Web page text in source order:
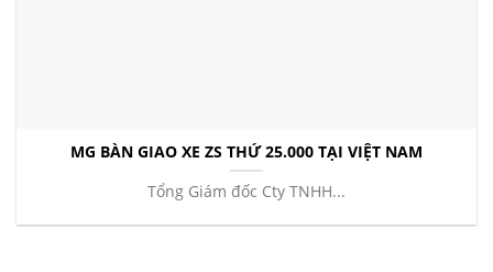
MG BÀN GIAO XE ZS THỨ 25.000 TẠI VIỆT NAM
Tổng Giám đốc Cty TNHH...